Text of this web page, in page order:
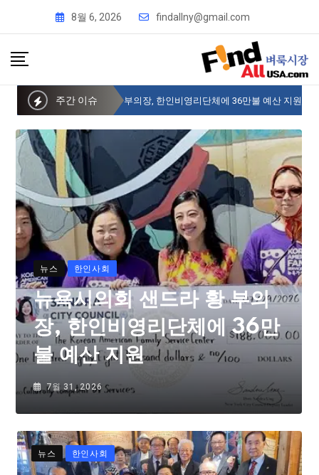
8월 6, 2026 findallny@gmail.com
주간 이슈
뉴욕시의회 샌드라 황 부의장, 한인비영리단체에 36만불 예산 지원
뉴스 한인사회
뉴욕시의회 샌드라 황 부의
장, 한인비영리단체에 36만
불 예산 지원
7월 31, 2026
뉴스 한인사회